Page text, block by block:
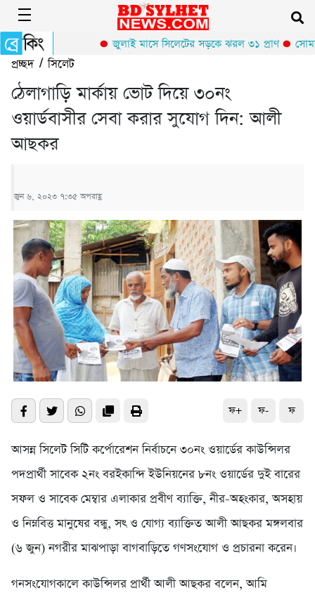
জুলাই মাসে সিলেটের সড়কে ঝরল ৩১ প্রাণ
প্রচ্ছদ/সিলেট
ঠেলাগাড়ি মার্কায় ভোট দিয়ে ৩০নং
ওয়ার্ডবাসীর সেবা করার সুযোগ দিন: আলী
আছকর
জুন ৬, ২০২৩ ৭:৩৫ অপরাহ্ণ
ফ+ ফ- ফ
আসন্ন সিলেট সিটি কর্পোরেশন নির্বাচনে ৩০নং ওয়ার্ডের কাউন্সিলর
পদপ্রার্থী সাবেক ২নং বরইকান্দি ইউনিয়নের ৮নং ওয়ার্ডের দুই বারের
সফল ও সাবেক মেম্বার এলাকার প্রবীণ ব্যাক্তি, নীর-অহংকার, অসহায়
ও নিম্নবিত্ত মানুষের বন্ধু, সৎ ও যোগ্য ব্যাক্তিত আলী আছকর মঙ্গলবার
(৬ জুন) নগরীর মাঝপাড়া বাগবাড়িতে গণসংযোগ ও প্রচারনা করেন।
গনসংযোগকালে কাউন্সিলর প্রার্থী আলী আছকর বলেন, আমি